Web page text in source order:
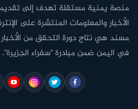
منصة يمنية مستقلة تهدف إلى
الأخبار والمعلومات المنتشرة على
مسند هي نتاج دورة التحقق من
في اليمن ضمن مبادرة "سفراء الجزيرة".